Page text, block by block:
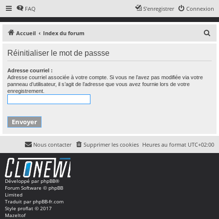
FAQ Connexion
S’enregistrer
Accueil Index du forum
r
Réinitialiser le mot de passse
Adresse courriel :
Adresse courriel associée à votre compte. Si vous ne l’avez pas modifiée via votre
panneau d’utilisateur, il s’agit de l’adresse que vous avez fournie lors de votre
enregistrement.
Heures au format UTC+02:00
Supprimer les cookies
Nous contacter
Développé par phpBB®
Forum Software © phpBB
Limited
Traduit par phpBB-fr.com
Style proflat © 2017
Mazeltof